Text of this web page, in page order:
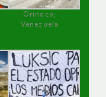
Orinoco,
Venezuela